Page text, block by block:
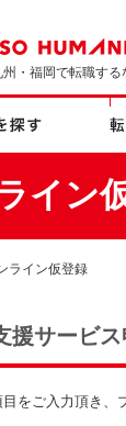
州・福岡で転職す
イン
ライン仮登録
援サービ
目をご入力頂き、